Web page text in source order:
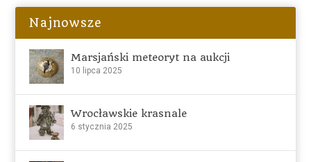
Najnowsze
Marsjański meteoryt na aukcji
10 lipca 2025
Wrocławskie krasnale
6 stycznia 2025